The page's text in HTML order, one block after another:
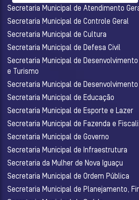
Secretaria Municipal de Atendimento
Secretaria Municipal de Controle Geral
Secretaria Municipal de Cultura
Secretaria Municipal de Defesa Civil
Secretaria Municipal de Desenvolvimento
e Turismo
Secretaria Municipal de Desenvolvimento
Secretaria Municipal de Educação
Secretaria Municipal de Esporte e Lazer
Secretaria Municipal de Fazenda e
Secretaria Municipal de Governo
Secretaria Municipal de Infraestrutura
Secretaria da Mulher de Nova Iguaçu
Secretaria Municipal de Ordem Pública
Secretaria Municipal de Planejamento,